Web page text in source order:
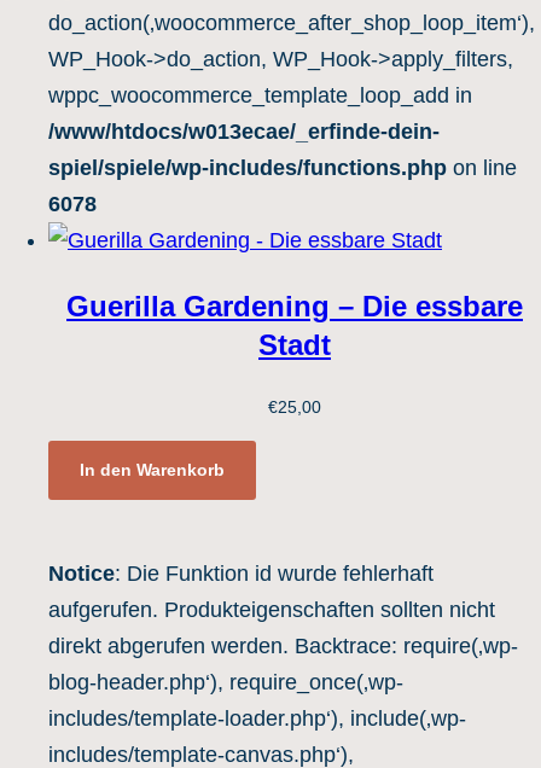
do_action(‚woocommerce_after_shop_loop_item‘),
WP_Hook->do_action, WP_Hook->apply_filters,
wppc_woocommerce_template_loop_add in
/www/htdocs/w013ecae/_erfinde-dein-
spiel/spiele/wp-includes/functions.php on line
6078
Guerilla Gardening – Die essbare
Stadt
€25,00
In den Warenkorb
Notice: Die Funktion id wurde fehlerhaft
aufgerufen. Produkteigenschaften sollten nicht
direkt abgerufen werden. Backtrace: require(‚wp-
blog-header.php‘), require_once(‚wp-
includes/template-loader.php‘), include(‚wp-
includes/template-canvas.php‘),